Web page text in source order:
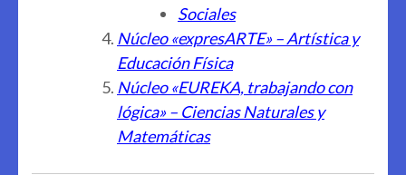
Sociales
Núcleo «expresARTE» – Artística y
Educación Física
Núcleo «EUREKA, trabajando con
lógica» – Ciencias Naturales y
Matemáticas